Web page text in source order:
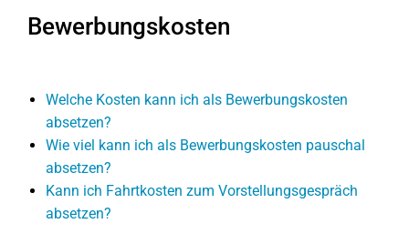
Bewerbungskosten
Welche Kosten kann ich als Bewerbungskosten
absetzen?
Wie viel kann ich als Bewerbungskosten pauschal
absetzen?
Kann ich Fahrtkosten zum Vorstellungsgespräch
absetzen?